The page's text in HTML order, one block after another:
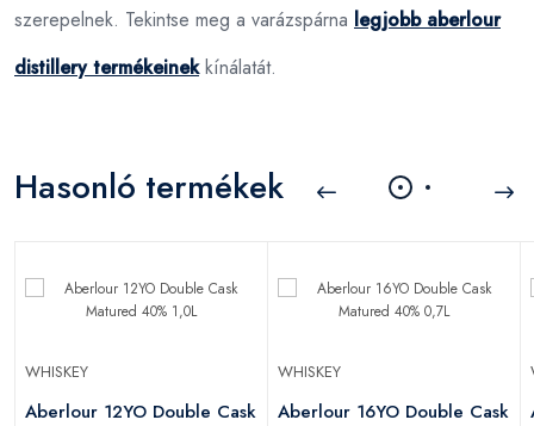
szerepelnek. Tekintse meg a varázspárna legjobb aberlour
distillery termékeinekkínálatát.
Hasonló termékek
WHISKEY
Aberlour 12YO Double Cask
WHISKEY
Aberlour 16YO Double Cask